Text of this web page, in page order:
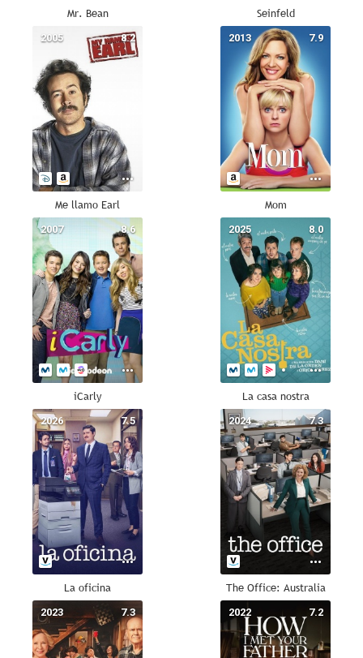
Mr. Bean Seinfeld
8.2
2005
Me llamo Earl
7.9
2013
Mom
8.6
2007
iCarly
8.0
2025
La casa nostra
7.5
2026
La oficina
7.3
2024
The Office: Australia
7.3
2023 7.2
2022